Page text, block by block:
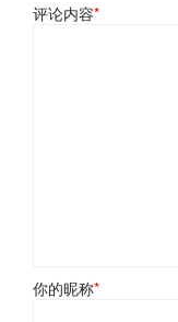
评论内容*
你的昵称*